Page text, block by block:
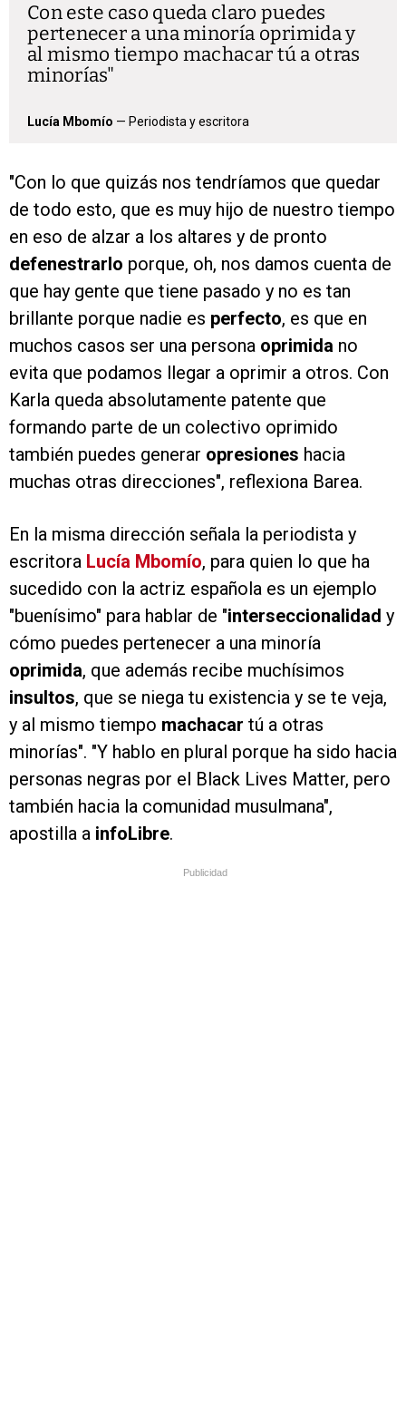
Con este caso queda claro puedes
pertenecer a una minoría oprimida y
al mismo tiempo machacar tú a otras
minorías
Lucía Mbomío — Periodista y escritora
"Con lo que quizás nos tendríamos que quedar
de todo esto, que es muy hijo de nuestro tiempo
en eso de alzar a los altares y de pronto
defenestrarlo porque, oh, nos damos cuenta de
que hay gente que tiene pasado y no es tan
brillante porque nadie es perfecto, es que en
muchos casos ser una persona oprimida no
evita que podamos llegar a oprimir a otros. Con
Karla queda absolutamente patente que
formando parte de un colectivo oprimido
también puedes generar opresiones hacia
muchas otras direcciones", reflexiona Barea.
En la misma dirección señala la periodista y
escritora Lucía Mbomío, para quien lo que ha
sucedido con la actriz española es un ejemplo
"buenísimo" para hablar de "interseccionalidad y
cómo puedes pertenecer a una minoría
oprimida, que además recibe muchísimos
insultos, que se niega tu existencia y se te veja,
y al mismo tiempo machacar tú a otras
minorías". "Y hablo en plural porque ha sido hacia
personas negras por el Black Lives Matter, pero
también hacia la comunidad musulmana",
apostilla a infoLibre.
Publicidad